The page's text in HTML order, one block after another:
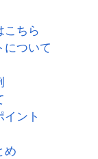
こちら
について
ント
め